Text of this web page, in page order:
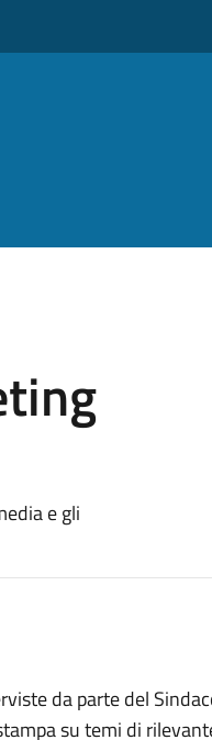
e gli
da parte del
su temi di